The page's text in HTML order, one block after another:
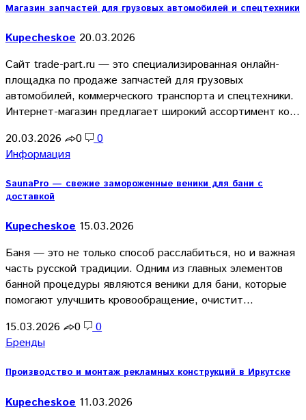
Магазин запчастей для грузовых автомобилей и спецтехники
Kupecheskoe 20.03.2026
Сайт trade-part.ru — это специализированная онлайн-
площадка по продаже запчастей для грузовых
автомобилей, коммерческого транспорта и спецтехники.
Интернет-магазин предлагает широкий ассортимент ко…
20.03.2026
0
0
Информация
SaunaPro — свежие замороженные веники для бани с
доставкой
Kupecheskoe 15.03.2026
Баня — это не только способ расслабиться, но и важная
часть русской традиции. Одним из главных элементов
банной процедуры являются веники для бани, которые
помогают улучшить кровообращение, очистит…
15.03.2026
0
0
Бренды
Производство и монтаж рекламных конструкций в Иркутске
Kupecheskoe 11.03.2026